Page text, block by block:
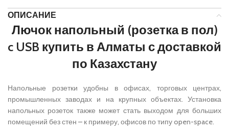
ОПИСАНИЕ
Лючок напольный (розетка в пол)
c USB купить в Алматы с доставкой
по Казахстану
Напольные розетки удобны в офисах, торговых центрах,
промышленных заводах и на крупных объектах. Установка
напольных розеток также может стать выходом для больших
помещений без стен – к примеру, офисов по типу open-space.